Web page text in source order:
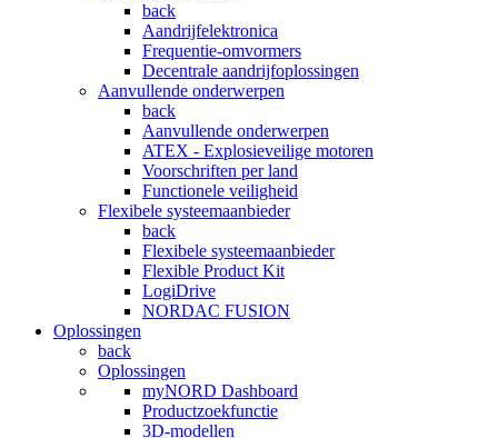
back
Aandrijfelektronica
Frequentie-omvormers
Decentrale aandrijfoplossingen
Aanvullende onderwerpen
back
Aanvullende onderwerpen
ATEX - Explosieveilige motoren
Voorschriften per land
Functionele veiligheid
Flexibele systeemaanbieder
back
Flexibele systeemaanbieder
Flexible Product Kit
LogiDrive
NORDAC FUSION
Oplossingen
back
Oplossingen
myNORD Dashboard
Productzoekfunctie
3D-modellen